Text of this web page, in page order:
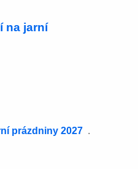
na jarní
prázdniny 2027 .